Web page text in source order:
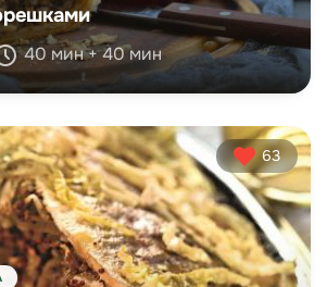
40 мин + 40 мин
63